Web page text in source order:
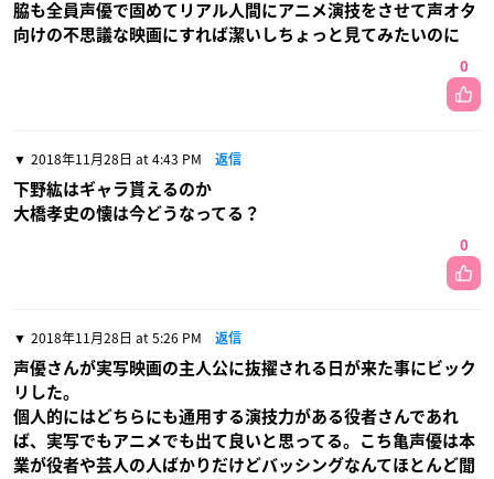
脇も全員声優で固めてリアル人間にアニメ演技をさせて声オタ
向けの不思議な映画にすれば潔いしちょっと見てみたいのに
0
2018年11月28日 at 4:43 PM 返信
下野紘はギャラ貰えるのか
大橋孝史の懐は今どうなってる？
0
2018年11月28日 at 5:26 PM 返信
声優さんが実写映画の主人公に抜擢される日が来た事にビック
リした。
個人的にはどちらにも通用する演技力がある役者さんであれ
ば、実写でもアニメでも出て良いと思ってる。こち亀声優は本
業が役者や芸人の人ばかりだけどバッシングなんてほとんど聞